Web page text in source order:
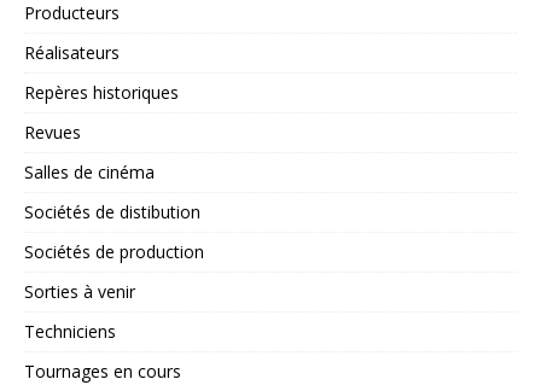
Producteurs
Réalisateurs
Repères historiques
Revues
Salles de cinéma
Sociétés de distibution
Sociétés de production
Sorties à venir
Techniciens
Tournages en cours